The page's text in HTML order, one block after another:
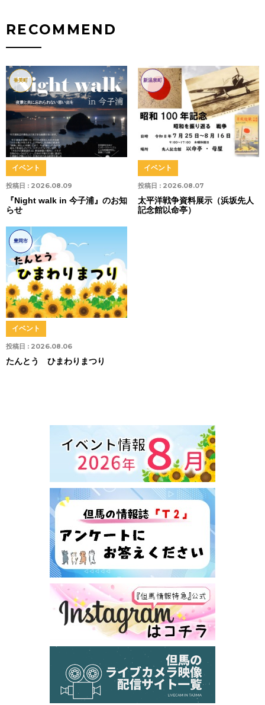
RECOMMEND
香美町
投稿日 : 2026.08.09
イベント
『Night walk in 今子浦』のお知
らせ
新温泉町
投稿日 : 2026.08.07
イベント
太平洋戦争資料展示（浜坂先人
記念館以命亭）
豊岡市
投稿日 : 2026.08.06
イベント
たんとう ひまわりまつり